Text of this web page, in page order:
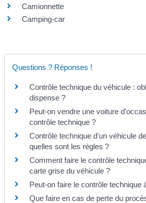
Camionnette
Camping-car
Questions ? Réponses !
Contrôle technique du véhicule :
dispense ?
Peut-on vendre une voiture
contrôle technique ?
Contrôle technique d'un véhicule
quelles sont les règles ?
Comment faire le contrôle
carte grise du véhicule ?
Peut-on faire le contrôle technique
Que faire en cas de perte du